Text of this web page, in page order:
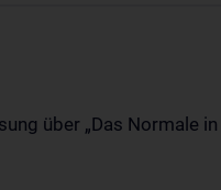
über „Das Normale